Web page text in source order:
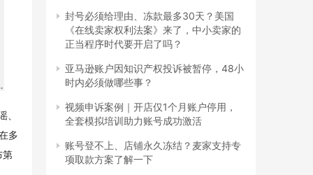
多
第
封号必须给理由、冻款最多30天？美国
《在线卖家权利法案》来了，中小卖家的
正当程序时代要开启了吗？
亚马逊账户因知识产权投诉被暂停，48小
时内必须做哪些事？
视频申诉案例｜开店仅1个月账户停用，
全套模拟培训助力账号成功激活
账号登不上、店铺永久冻结？麦家支持专
项取款方案了解一下